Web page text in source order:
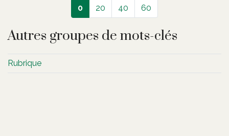
0 20 40 60
Autres groupes de mots-clés
Rubrique